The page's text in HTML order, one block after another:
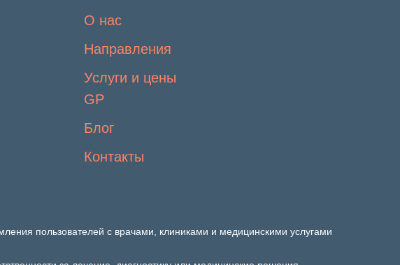
О нас
Направления
Услуги и цены
GP
Блог
Контакты
пользователей с врачами, клиниками и медицинскими услугами